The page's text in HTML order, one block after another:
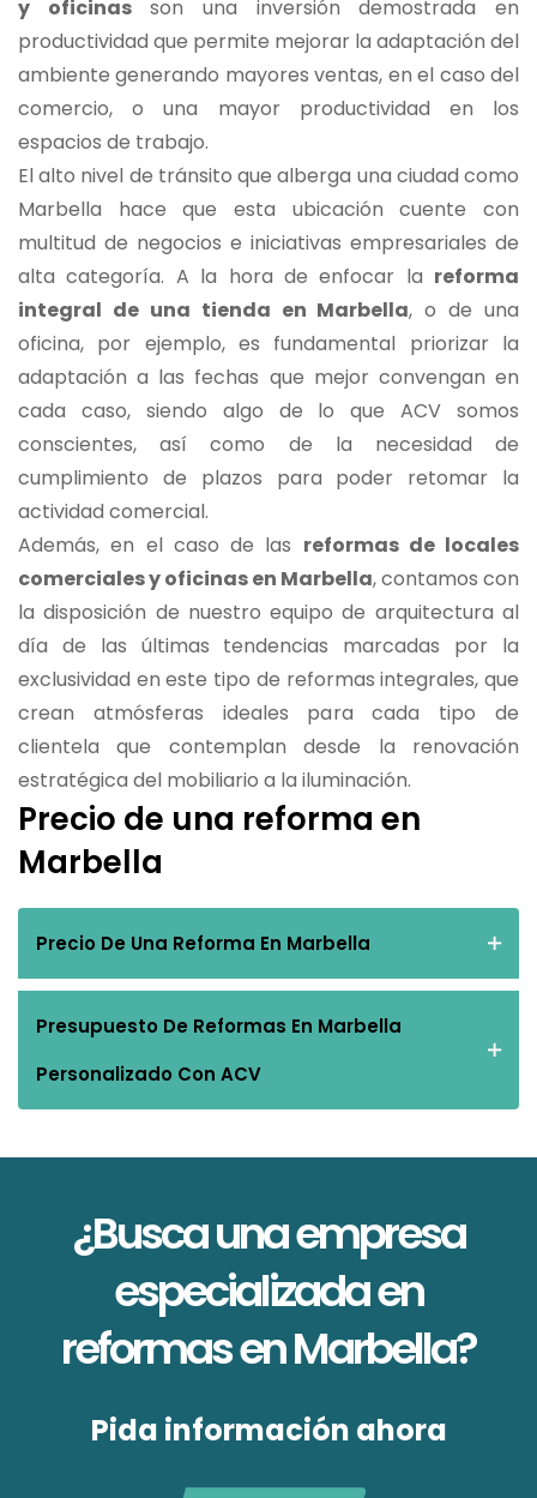
y oficinasson una inversión demostrada en
productividad que permite mejorar la adaptación del
ambiente generando mayores ventas, en el caso del
comercio, o una mayor productividad en los
espacios de trabajo.
El alto nivel de tránsito que alberga una ciudad como
Marbella hace que esta ubicación cuente con
multitud de negocios e iniciativas empresariales de
alta categoría. A la hora de enfocar la reforma
integral de una tienda en Marbella, o de una
oficina, por ejemplo, es fundamental priorizar la
adaptación a las fechas que mejor convengan en
cada caso, siendo algo de lo que ACV somos
conscientes, así como de la necesidad de
cumplimiento de plazos para poder retomar la
actividad comercial.
Además, en el caso de las reformas de locales
comerciales y oficinas en Marbella, contamos con
la disposición de nuestro equipo de arquitectura al
día de las últimas tendencias marcadas por la
exclusividad en este tipo de reformas integrales, que
crean atmósferas ideales para cada tipo de
clientela que contemplan desde la renovación
estratégica del mobiliario a la iluminación.
Precio de una reforma en
Marbella
Precio De Una Reforma En Marbella
Presupuesto De Reformas En Marbella
Personalizado Con ACV
¿Busca una empresa
especializada en
reformas en Marbella?
Pida información ahora